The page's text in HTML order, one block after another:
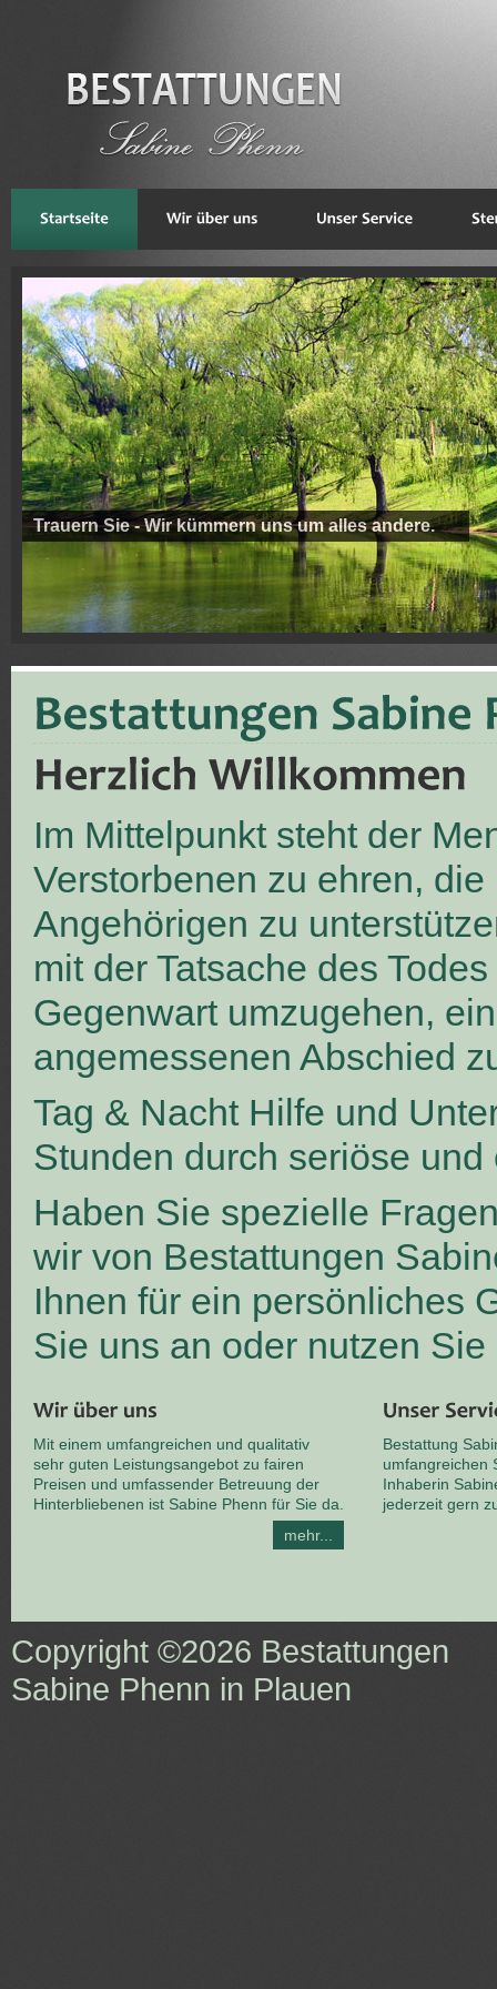
Trauern Sie - Wir kümmern uns um alles andere.
Im Mittelpunkt steht der
Verstorbenen zu ehren, die
Angehörigen zu
mit der Tatsache des
Gegenwart umzugehen,
angemessenen Abschied
Tag & Nacht Hilfe und
Stunden durch seriöse
Haben Sie spezielle
wir von Bestattungen
Ihnen für ein persönliches
Sie uns an oder nutzen
Mit einem umfangreichen und qualitativ
sehr guten Leistungsangebot zu fairen
Preisen und umfassender Betreuung der
Hinterbliebenen ist Sabine Phenn für Sie da.
mehr...
Bestattung
umfangreichen
Inhaberin
jederzeit gern
Copyright ©2026 Bestattungen
Sabine Phenn in Plauen